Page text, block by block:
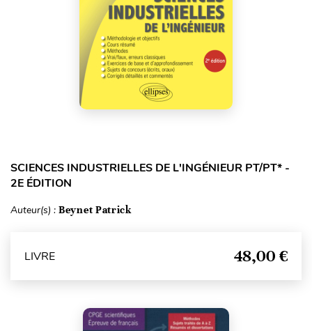
SCIENCES INDUSTRIELLES DE L'INGÉNIEUR PT/PT* -
2E ÉDITION
Auteur(s) : Beynet Patrick
LIVRE 48,00 €